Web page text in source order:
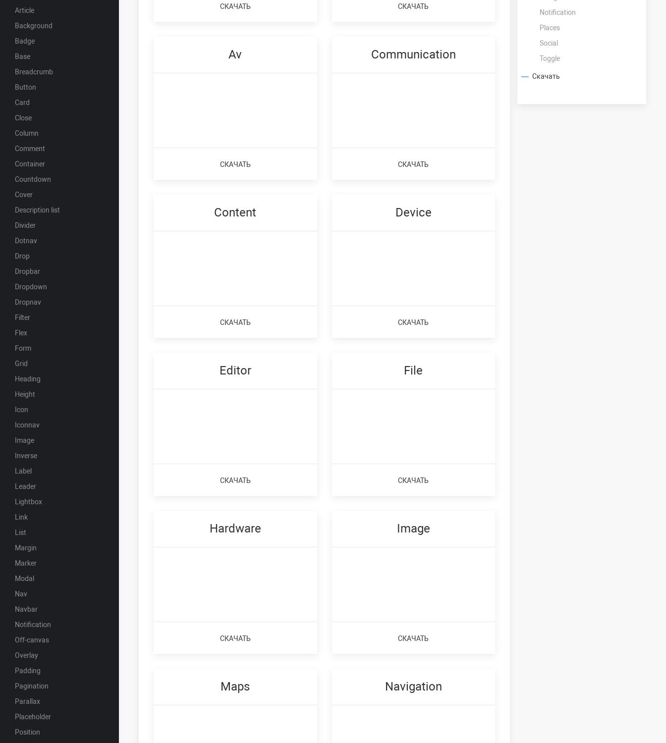
Article
Background
Badge
Base
Breadcrumb
Button
Card
Close
Column
Comment
Container
Countdown
Cover
Description list
Divider
Dotnav
Drop
Dropbar
Dropdown
Dropnav
Filter
Flex
Form
Grid
Heading
Height
Icon
Iconnav
Image
Inverse
Label
Leader
Lightbox
Link
List
Margin
Marker
Modal
Nav
Navbar
Notification
Off-canvas
Overlay
Padding
Pagination
Parallax
Placeholder
Position
Notification
Places
Social
Toggle
Скачать
СКАЧАТЬ СКАЧАТЬ
Av
СКАЧАТЬ
Communication
СКАЧАТЬ
Content
СКАЧАТЬ
Device
СКАЧАТЬ
Editor
СКАЧАТЬ
File
СКАЧАТЬ
Hardware
СКАЧАТЬ
Image
СКАЧАТЬ
Maps Navigation